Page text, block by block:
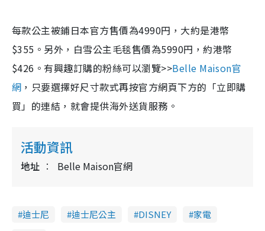
每款公主被鋪日本官方售價為4990円，大約是港幣
$355。另外，白雪公主毛毯售價為5990円，約港幣
$426。有興趣訂購的粉絲可以瀏覽>>Belle Maison官
網 ，只要選擇好尺寸款式再按官方網頁下方的「立即購
買」的連結，就會提供海外送貨服務。
活動資訊
地址 Belle Maison官網
迪士尼 迪士尼公主 DISNEY
家電